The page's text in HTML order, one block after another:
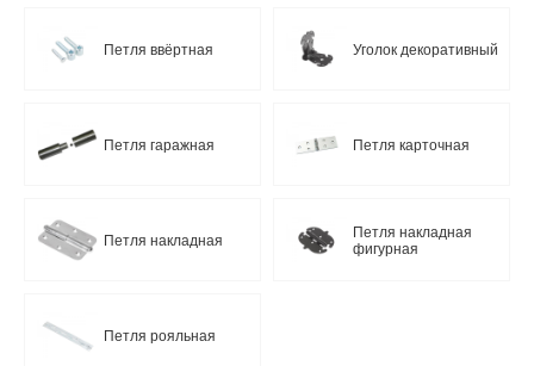
Петля ввёртная Уголок декоративный
Петля гаражная Петля карточная
Петля накладная
Петля накладная
фигурная
Петля рояльная